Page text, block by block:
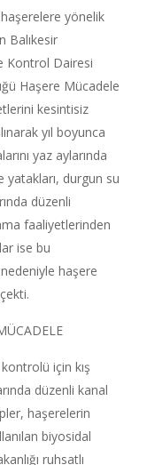
yönelik
Balıkesir
Kontrol Dairesi
Haşere Mücadele
kesintisiz
yıl boyunca
yaz aylarında
yatakları, durgun su
düzenli
faaliyetlerinden
ise bu
haşere
için kış
düzenli kanal
haşerelerin
biyosidal
ruhsatlı